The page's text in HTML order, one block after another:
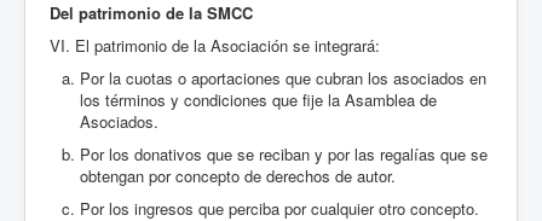
Del patrimonio de la SMCC
VI. El patrimonio de la Asociación se integrará:
Por la cuotas o aportaciones que cubran los asociados en
los términos y condiciones que fije la Asamblea de
Asociados.
Por los donativos que se reciban y por las regalías que se
obtengan por concepto de derechos de autor.
Por los ingresos que perciba por cualquier otro concepto.